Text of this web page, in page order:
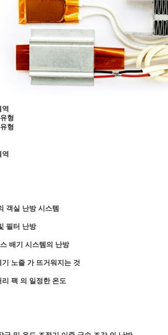
형
형
객실 난방 시스템
필터 난방
배기 시스템의 난방
노즐 가 뜨거워지는 것
팩 의 일정한 온도